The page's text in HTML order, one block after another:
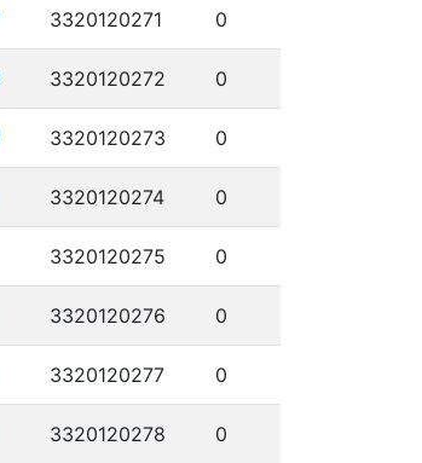
3320120271 0
3320120272 0
3320120273 0
3320120274 0
3320120275 0
3320120276 0
3320120277 0
3320120278 0